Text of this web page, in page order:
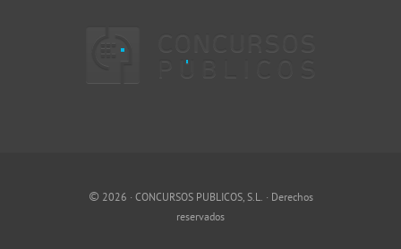
© 2026 · CONCURSOS PUBLICOS, S.L. · Derechos
reservados